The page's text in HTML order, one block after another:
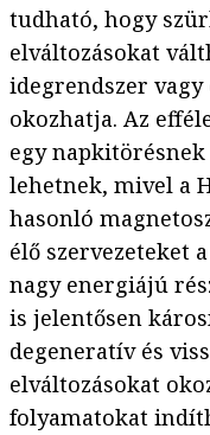
tudható, hogy
elváltozásokat
idegrendszer
okozhatja. Az
egy
lehetnek, mivel a
hasonló
élő szervezeteket
nagy energiájú
is jelentősen
degeneratív és
elváltozásokat
folyamatokat